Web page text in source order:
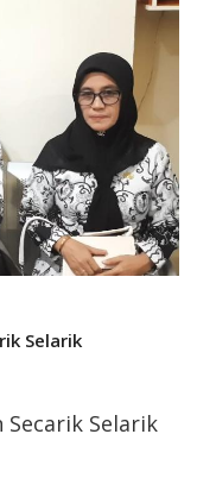
Selarik
Selarik